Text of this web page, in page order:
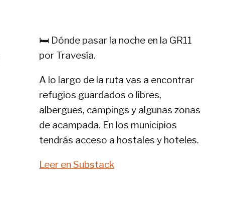
11-
🛏️ Dónde pasar la noche en la GR11
por Travesía.
A lo largo de la ruta vas a encontrar
refugios guardados o libres,
albergues, campings y algunas zonas
de acampada. En los municipios
tendrás acceso a hostales y hoteles.
Leer en Substack